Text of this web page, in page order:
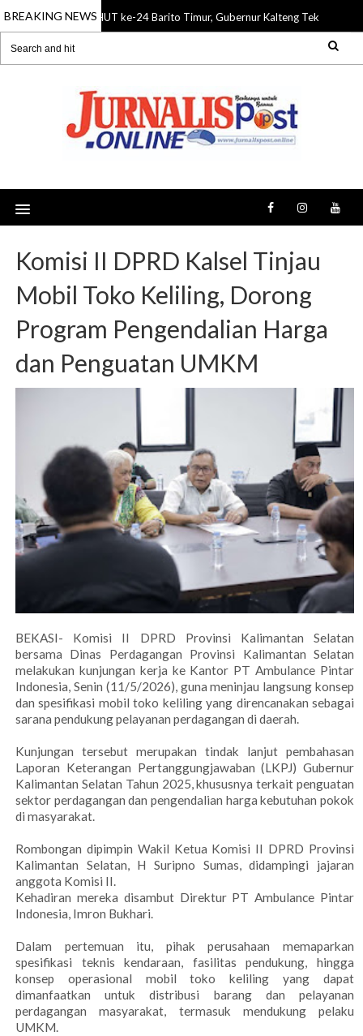
BREAKING NEWS
08 Aug 2026 HUT ke-24 Barito Timur, Gubernur Kalteng Tekankan
Komisi II DPRD Kalsel Tinjau
Mobil Toko Keliling, Dorong
Program Pengendalian Harga
dan Penguatan UMKM
BEKASI- Komisi II DPRD Provinsi Kalimantan Selatan
bersama Dinas Perdagangan Provinsi Kalimantan Selatan
melakukan kunjungan kerja ke Kantor PT Ambulance Pintar
Indonesia, Senin (11/5/2026), guna meninjau langsung konsep
dan spesifikasi mobil toko keliling yang direncanakan sebagai
sarana pendukung pelayanan perdagangan di daerah.
Kunjungan tersebut merupakan tindak lanjut pembahasan
Laporan Keterangan Pertanggungjawaban (LKPJ) Gubernur
Kalimantan Selatan Tahun 2025, khususnya terkait penguatan
sektor perdagangan dan pengendalian harga kebutuhan pokok
di masyarakat.
Rombongan dipimpin Wakil Ketua Komisi II DPRD Provinsi
Kalimantan Selatan, H Suripno Sumas, didampingi jajaran
anggota Komisi II.
Kehadiran mereka disambut Direktur PT Ambulance Pintar
Indonesia, Imron Bukhari.
Dalam pertemuan itu, pihak perusahaan memaparkan
spesifikasi teknis kendaraan, fasilitas pendukung, hingga
konsep operasional mobil toko keliling yang dapat
dimanfaatkan untuk distribusi barang dan pelayanan
perdagangan masyarakat, termasuk mendukung pelaku
UMKM.